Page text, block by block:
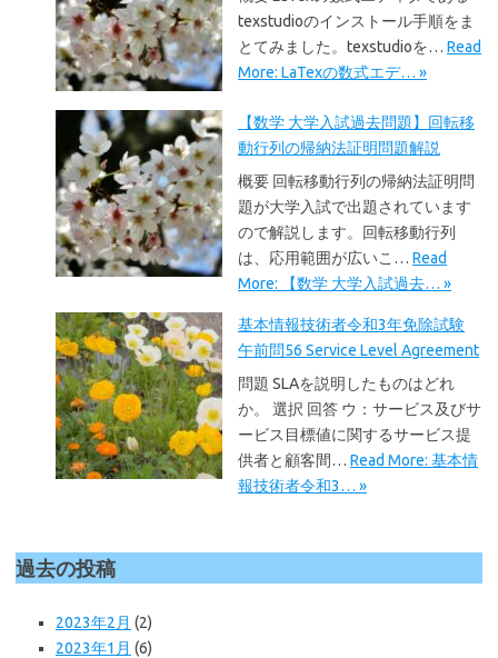
texstudioのインストール手順をま
とてみました。texstudioを… Read
More: LaTexの数式エデ… »
【数学 大学入試過去問題】回転移
動行列の帰納法証明問題解説
概要 回転移動行列の帰納法証明問
題が大学入試で出題されています
ので解説します。回転移動行列
は、応用範囲が広いこ… Read
More: 【数学 大学入試過去… »
基本情報技術者令和3年免除試験
午前問56 Service Level Agreement
問題 SLAを説明したものはどれ
か。 選択 回答 ウ：サービス及びサ
ービス目標値に関するサービス提
供者と顧客間… Read More: 基本情
報技術者令和3… »
過去の投稿
2023年2月 (2)
2023年1月 (6)